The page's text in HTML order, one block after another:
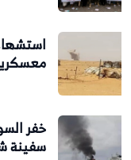
خفر
سفينة